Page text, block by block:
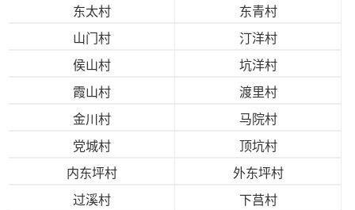
东太村
东青村
山门村
汀洋村
侯山村
坑洋村
霞山村
渡里村
金川村
马院村
党城村
顶坑村
内东坪村
外东坪村
过溪村
下莒村